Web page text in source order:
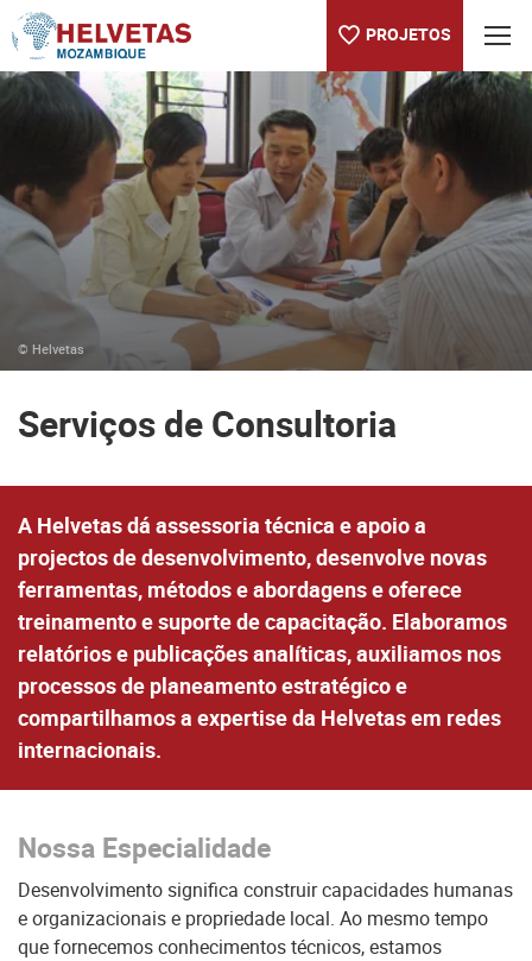
PROJETOS
Table Of Content
Serviços de Consultoria
Worth knowing about Helvetas
Our projects worldwide
© Helvetas
Serviços de Consultoria
A Helvetas dá assessoria técnica e apoio a
projectos de desenvolvimento, desenvolve novas
ferramentas, métodos e abordagens e oferece
treinamento e suporte de capacitação. Elaboramos
relatórios e publicações analíticas, auxiliamos nos
processos de planeamento estratégico e
compartilhamos a expertise da Helvetas em redes
internacionais.
Nossa Especialidade
Desenvolvimento significa construir capacidades humanas
e organizacionais e propriedade local. Ao mesmo tempo
que fornecemos conhecimentos técnicos, estamos